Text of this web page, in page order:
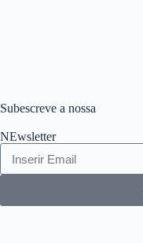
Subescreve a nossa
NEwsletter